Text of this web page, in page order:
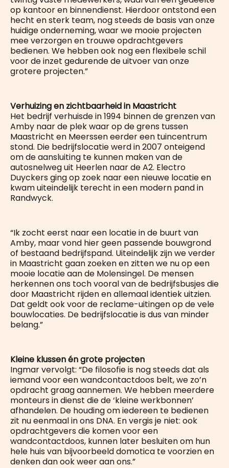
op kantoor en binnendienst. Hierdoor ontstond een
hecht en sterk team, nog steeds de basis van onze
huidige onderneming, waar we mooie projecten
mee verzorgen en trouwe opdrachtgevers
bedienen. We hebben ook nog een flexibele schil
voor de inzet gedurende de uitvoer van onze
grotere projecten.”
Verhuizing en zichtbaarheid in Maastricht
Het bedrijf verhuisde in 1994 binnen de grenzen van
Amby naar de plek waar op de grens tussen
Maastricht en Meerssen eerder een tuincentrum
stond. Die bedrijfslocatie werd in 2007 onteigend
om de aansluiting te kunnen maken van de
autosnelweg uit Heerlen naar de A2. Electro
Duyckers ging op zoek naar een nieuwe locatie en
kwam uiteindelijk terecht in een modern pand in
Randwyck.
“Ik zocht eerst naar een locatie in de buurt van
Amby, maar vond hier geen passende bouwgrond
of bestaand bedrijfspand. Uiteindelijk zijn we verder
in Maastricht gaan zoeken en zitten we nu op een
mooie locatie aan de Molensingel. De mensen
herkennen ons toch vooral van de bedrijfsbusjes die
door Maastricht rijden en allemaal identiek uitzien.
Dat geldt ook voor de reclame-uitingen op de vele
bouwlocaties. De bedrijfslocatie is dus van minder
belang.”
Kleine klussen én grote projecten
Ingmar vervolgt: “De filosofie is nog steeds dat als
iemand voor een wandcontactdoos belt, we zo’n
opdracht graag aannemen. We hebben meerdere
monteurs in dienst die de ‘kleine werkbonnen’
afhandelen. De houding om iedereen te bedienen
zit nu eenmaal in ons DNA. En vergis je niet: ook
opdrachtgevers die komen voor een
wandcontactdoos, kunnen later besluiten om hun
hele huis van bijvoorbeeld domotica te voorzien en
denken dan ook weer aan ons.”